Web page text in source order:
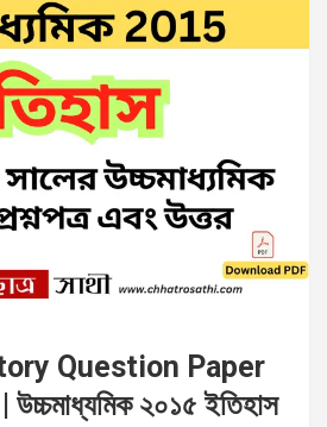
Question Paper
২০১৫ ইতিহাস